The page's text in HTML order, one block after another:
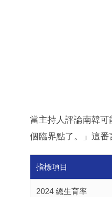
當主持人評論南韓
個臨界點了。」這番
指標項目
2024 總生育率